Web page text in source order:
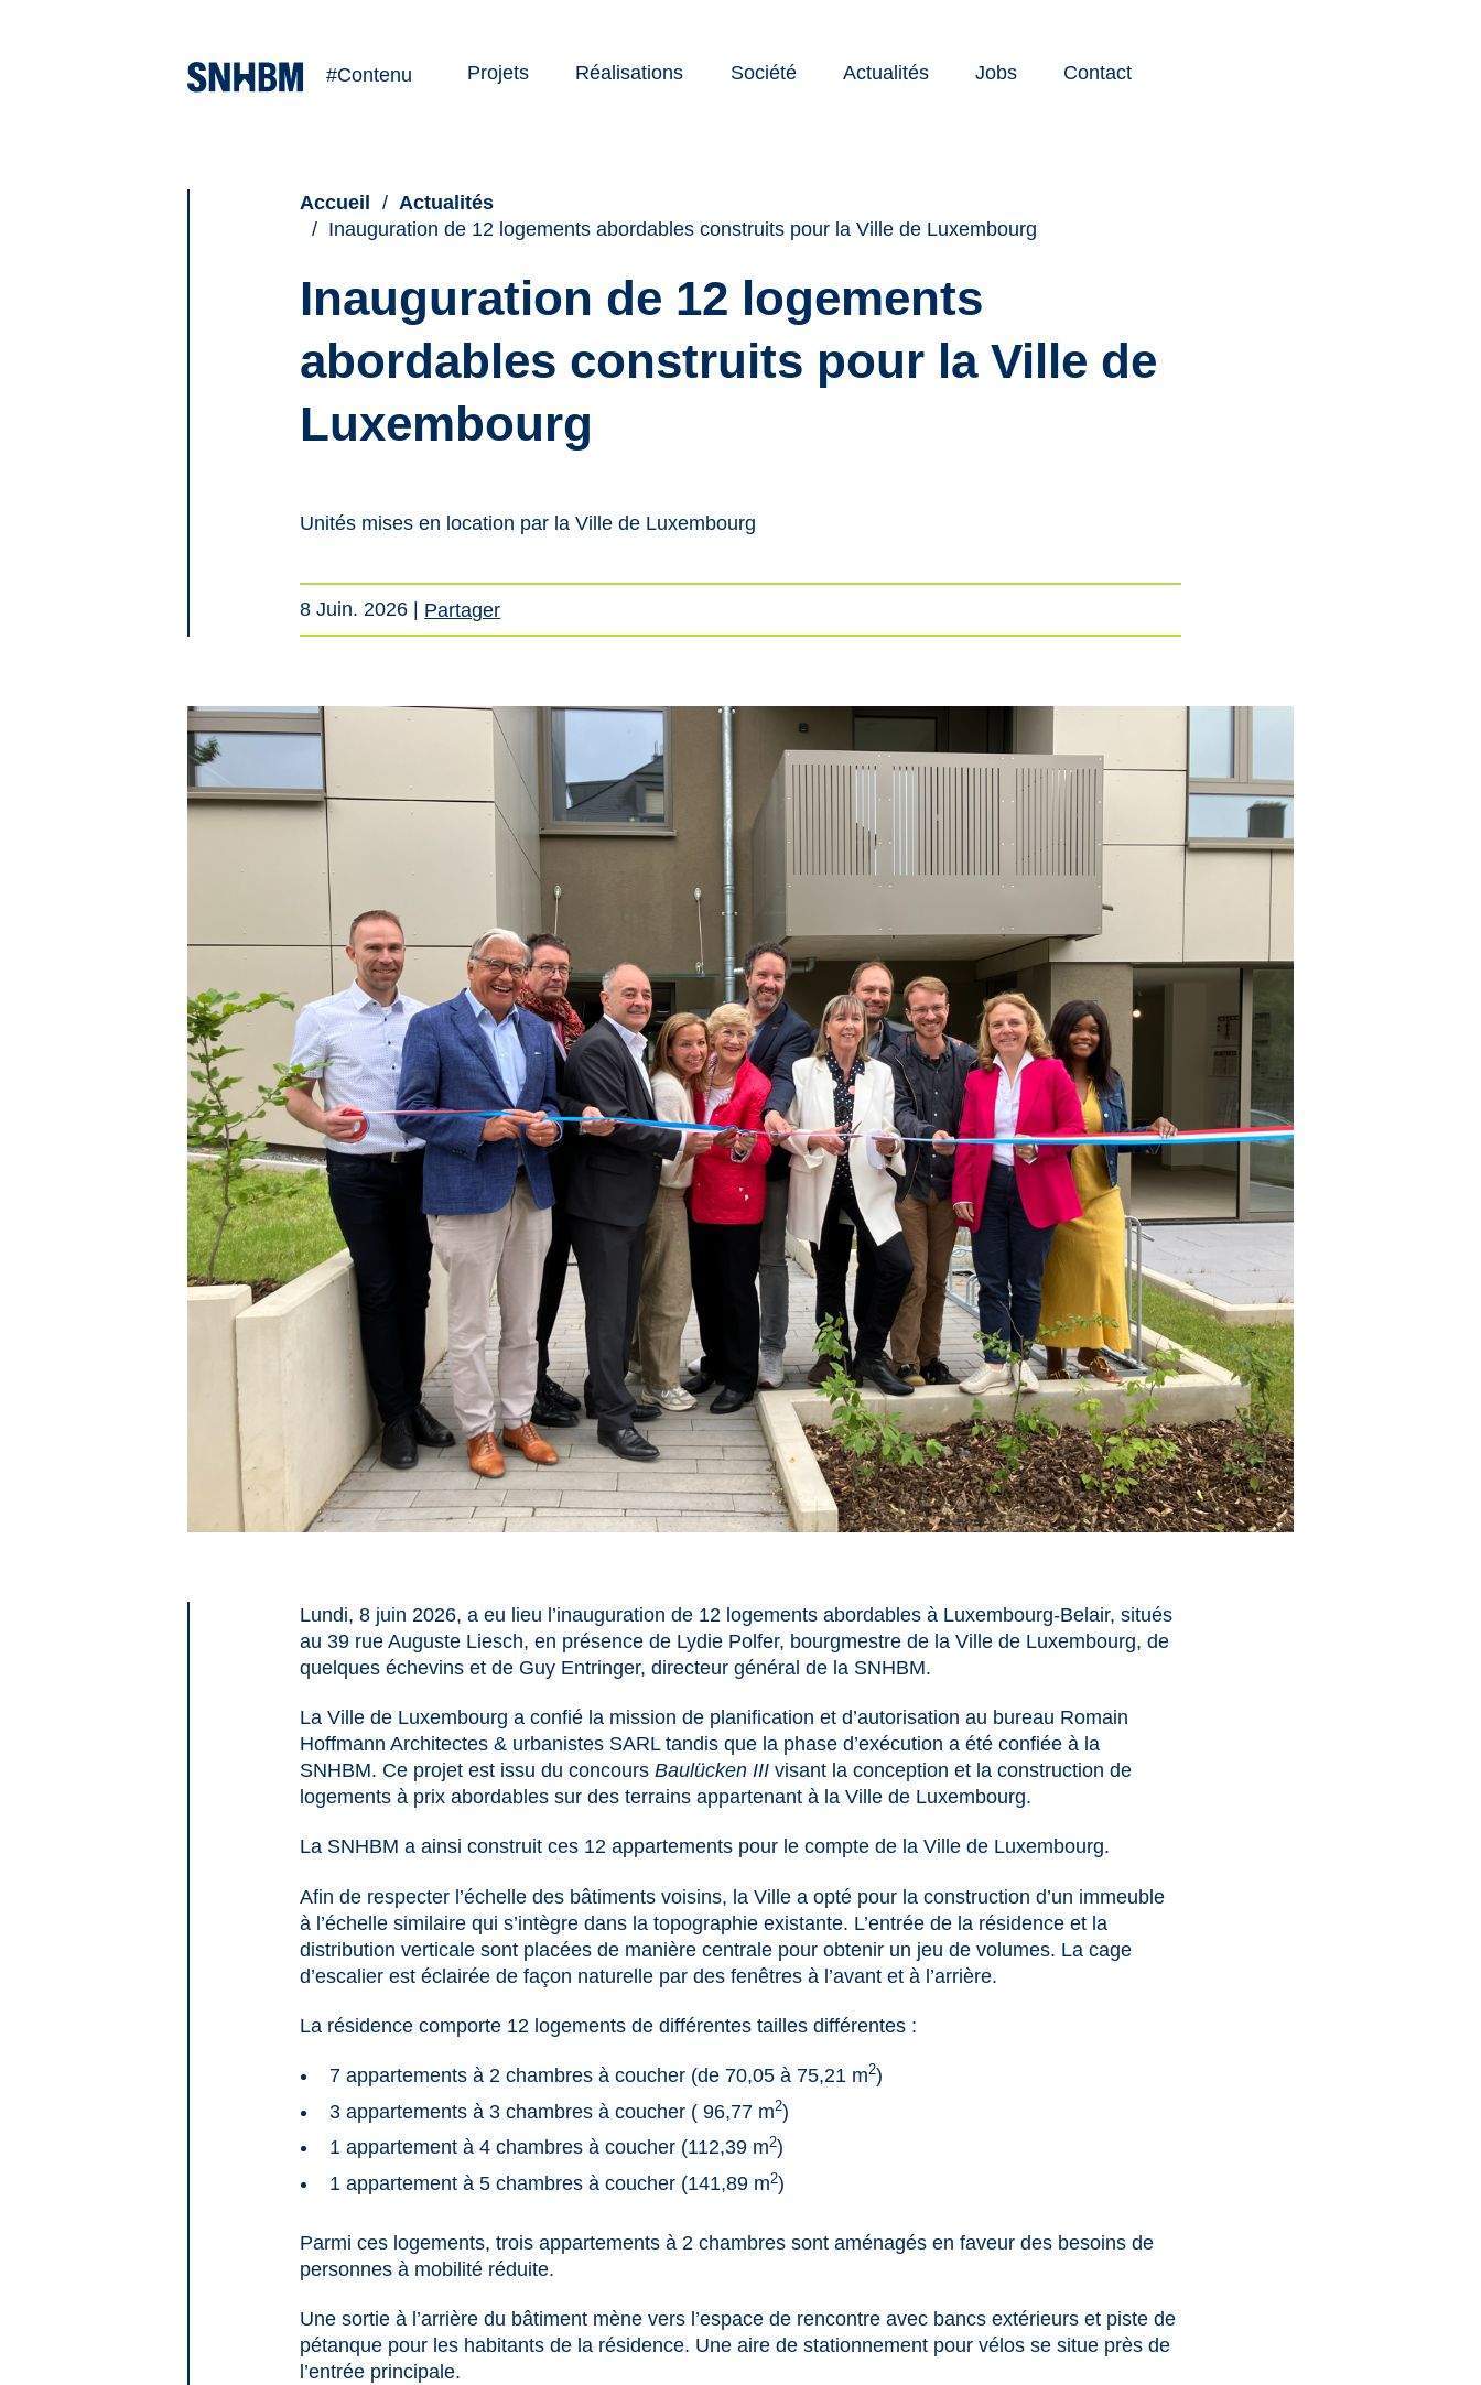
#Contenu Projets Réalisations Société Actualités Jobs Contact
Accueil
Actualités
Inauguration de 12 logements abordables construits pour la Ville de Luxembourg
Inauguration de 12 logements
abordables construits pour la Ville de
Luxembourg
Unités mises en location par la Ville de Luxembourg
8 Juin. 2026 Partager
Lundi, 8 juin 2026, a eu lieu l’inauguration de 12 logements abordables à Luxembourg-Belair, situés
au 39 rue Auguste Liesch, en présence de Lydie Polfer, bourgmestre de la Ville de Luxembourg, de
quelques échevins et de Guy Entringer, directeur général de la SNHBM.
La Ville de Luxembourg a confié la mission de planification et d’autorisation au bureau Romain
Hoffmann Architectes & urbanistes SARL tandis que la phase d’exécution a été confiée à la
SNHBM. Ce projet est issu du concoursBaulücken III visant la conception et la construction de
logements à prix abordables sur des terrains appartenant à la Ville de Luxembourg.
La SNHBM a ainsi construit ces 12 appartements pour le compte de la Ville de Luxembourg.
Afin de respecter l’échelle des bâtiments voisins, la Ville a opté pour la construction d’un immeuble
à l’échelle similaire qui s’intègre dans la topographie existante. L’entrée de la résidence et la
distribution verticale sont placées de manière centrale pour obtenir un jeu de volumes. La cage
d’escalier est éclairée de façon naturelle par des fenêtres à l’avant et à l’arrière.
La résidence comporte 12 logements de différentes tailles différentes :
7 appartements à 2 chambres à coucher (de 70,05 à 75,21 m2)
3 appartements à 3 chambres à coucher ( 96,77 m2)
1 appartement à 4 chambres à coucher (112,39 m2)
1 appartement à 5 chambres à coucher (141,89 m2)
Parmi ces logements, trois appartements à 2 chambres sont aménagés en faveur des besoins de
personnes à mobilité réduite.
Une sortie à l’arrière du bâtiment mène vers l’espace de rencontre avec bancs extérieurs et piste de
pétanque pour les habitants de la résidence. Une aire de stationnement pour vélos se situe près de
l’entrée principale.